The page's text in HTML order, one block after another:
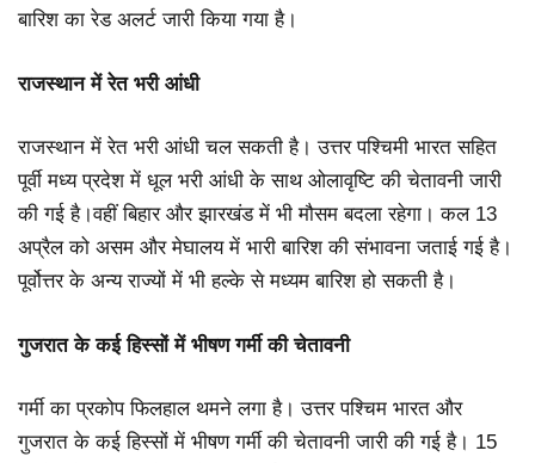
बारिश का रेड अलर्ट जारी किया गया है।
राजस्थान में रेत भरी आंधी
राजस्थान में रेत भरी आंधी चल सकती है। उत्तर पश्चिमी भारत सहित
पूर्वी मध्य प्रदेश में धूल भरी आंधी के साथ ओलावृष्टि की चेतावनी जारी
की गई है।वहीं बिहार और झारखंड में भी मौसम बदला रहेगा। कल 13
अप्रैल को असम और मेघालय में भारी बारिश की संभावना जताई गई है।
पूर्वोत्तर के अन्य राज्यों में भी हल्के से मध्यम बारिश हो सकती है।
गुजरात के कई हिस्सों में भीषण गर्मी की चेतावनी
गर्मी का प्रकोप फिलहाल थमने लगा है। उत्तर पश्चिम भारत और
गुजरात के कई हिस्सों में भीषण गर्मी की चेतावनी जारी की गई है। 15